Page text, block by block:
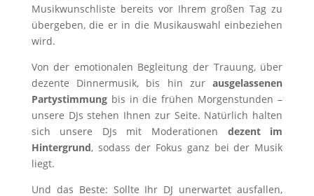
Musikwunschliste bereits vor Ihrem großen Tag zu
übergeben, die er in die Musikauswahl einbeziehen
wird.
Von der emotionalen Begleitung der Trauung, über
dezente Dinnermusik, bis hin zurausgelassenen
Partystimmungbis in die frühen Morgenstunden –
unsere DJs stehen Ihnen zur Seite. Natürlich halten
sich unsere DJs mit Moderationen dezent im
Hintergrund, sodass der Fokus ganz bei der Musik
liegt.
Und das Beste: Sollte Ihr DJ unerwartet ausfallen,